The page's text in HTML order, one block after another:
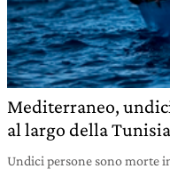
Mediterraneo,
al largo della Tunisia
Undici persone sono morte